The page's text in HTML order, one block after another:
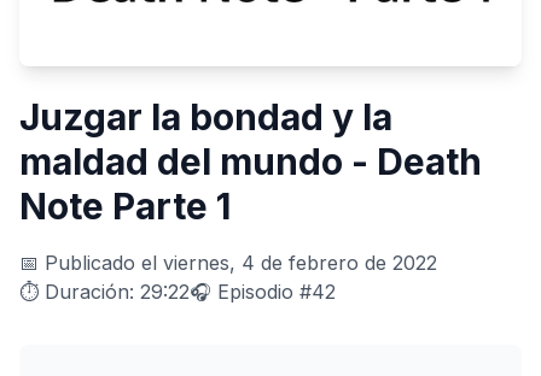
Juzgar la bondad y la
maldad del mundo - Death
Note Parte 1
📅 Publicado el viernes, 4 de febrero de 2022
⏱️ Duración: 29:22🎧 Episodio #42